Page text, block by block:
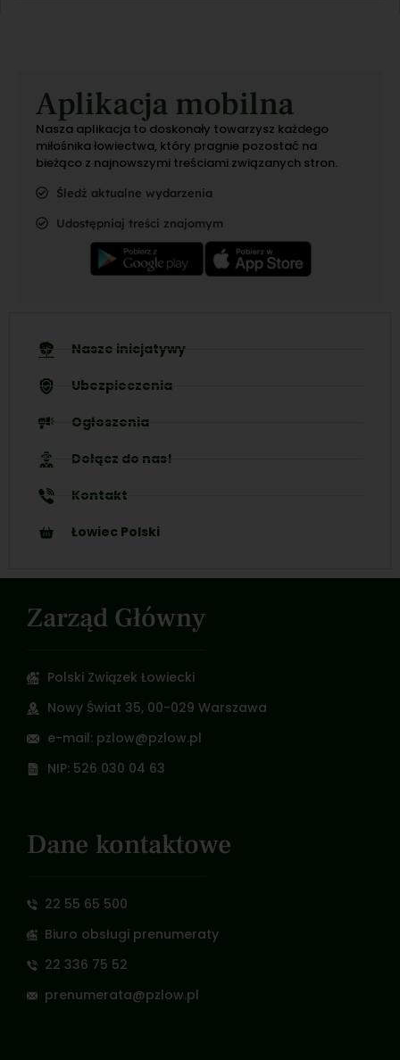
Aplikacja mobilna
Nasza aplikacja to doskonały towarzysz każdego
miłośnika łowiectwa, który pragnie pozostać na
bieżąco z najnowszymi treściami związanych stron.
Śledź aktualne wydarzenia
Udostępniaj treści znajomym
Nasze inicjatywy
Ubezpieczenia
Ogłoszenia
Dołącz do nas!
Kontakt
Łowiec Polski
Zarząd Główny
Polski Związek Łowiecki
Nowy Świat 35, 00-029 Warszawa
e-mail: pzlow@pzlow.pl
NIP: 526 030 04 63
Dane kontaktowe
22 55 65 500
Biuro obsługi prenumeraty
22 336 75 52
prenumerata@pzlow.pl